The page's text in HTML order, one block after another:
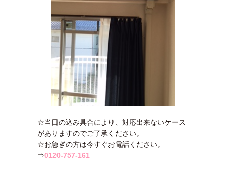
☆当日の込み具合により、対応出来ないケース
がありますのでご了承ください。
☆お急ぎの方は今すぐお電話ください。
⇒0120-757-161